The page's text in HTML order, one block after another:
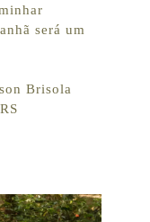
será um
Brisola